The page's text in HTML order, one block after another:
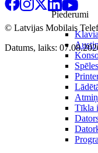
Piederumi
Tīkla
© Latvijas Mobilais
Datums, laiks: